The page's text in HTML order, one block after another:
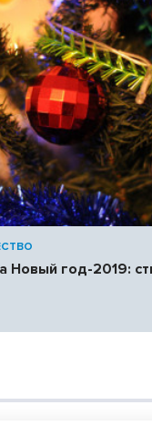
Новый год-2019: